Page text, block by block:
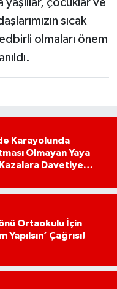
sıcak
olmaları önem
Karayolunda
Olmayan Yaya
Davetiye
Ortaokulu İçin
Yapılsın’ Çağrısı!